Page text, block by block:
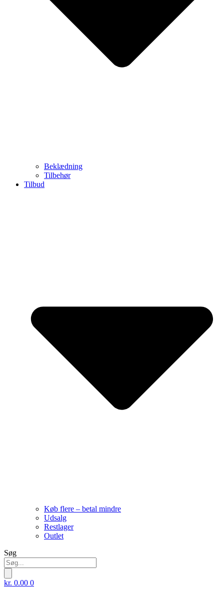
Beklædning
Tilbehør
Tilbud
Køb flere – betal mindre
Udsalg
Restlager
Outlet
Søg
kr. 0.00 0